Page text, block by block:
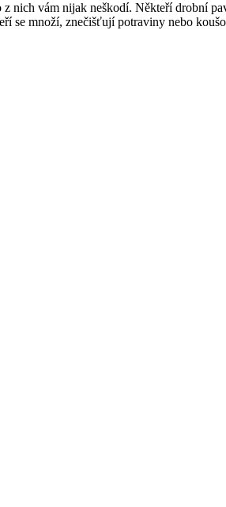
z nich vám nijak neškodí. Někteří drobní
se množí, znečišťují potraviny nebo